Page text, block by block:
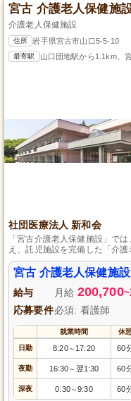
宮古 介護老人保健施
介護老人保健施設
住所 岩手県宮古市山口5-5-10
最寄駅 山口団地駅から1.1km、
社団医療法人 新和会
「宮古介護老人保健施設」で
え、託児施設を完備した「介
子育ての両立をサポートします
宮古 介護老人保健施
給与 月給 200,700~
応募要件必須: 看護師
就業時間 休
日勤 8:20～ 17:20 60
夜勤 16:30～ 翌1:30 60
深夜 0:30～9:30 60